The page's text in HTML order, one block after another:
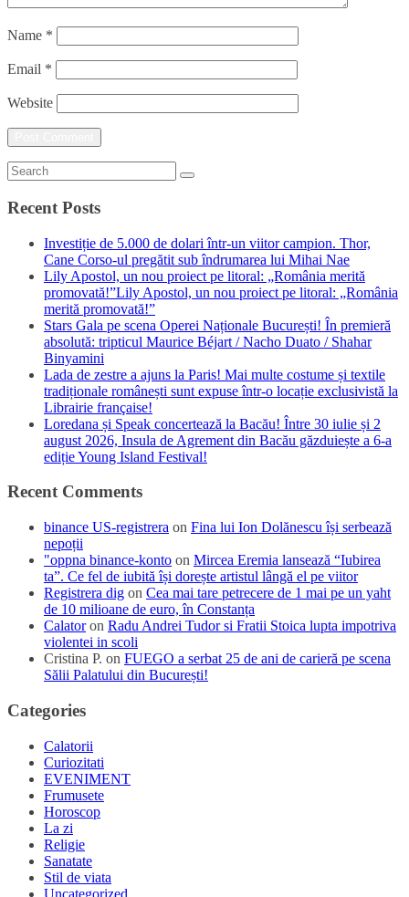
Name *
Email *
Website
Recent Posts
Investiție de 5.000 de dolari într-un viitor campion. Thor,
Cane Corso-ul pregătit sub îndrumarea lui Mihai Nae
Lily Apostol, un nou proiect pe litoral: „România merită
promovată!”Lily Apostol, un nou proiect pe litoral: „România
merită promovată!”
Stars Gala pe scena Operei Naționale București! În premieră
absolută: tripticul Maurice Béjart / Nacho Duato / Shahar
Binyamini
Lada de zestre a ajuns la Paris! Mai multe costume și textile
tradiționale românești sunt expuse într-o locație exclusivistă la
Librairie française!
Loredana și Speak concertează la Bacău! Între 30 iulie și 2
august 2026, Insula de Agrement din Bacău găzduiește a 6-a
ediție Young Island Festival!
Recent Comments
binance US-registrera on Fina lui Ion Dolănescu își serbează
nepoții
"oppna binance-konto on Mircea Eremia lansează “Iubirea
ta”. Ce fel de iubită își dorește artistul lângă el pe viitor
Registrera dig on Cea mai tare petrecere de 1 mai pe un yaht
de 10 milioane de euro, în Constanța
Calatoron Radu Andrei Tudor si Fratii Stoica lupta impotriva
violentei in scoli
Cristina P. on FUEGO a serbat 25 de ani de carieră pe scena
Sălii Palatului din București!
Categories
Calatorii
Curiozitati
EVENIMENT
Frumusete
Horoscop
La zi
Religie
Sanatate
Stil de viata
Uncategorized